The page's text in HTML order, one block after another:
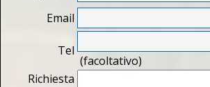
Email
Tel
(facoltativo)
Richiesta